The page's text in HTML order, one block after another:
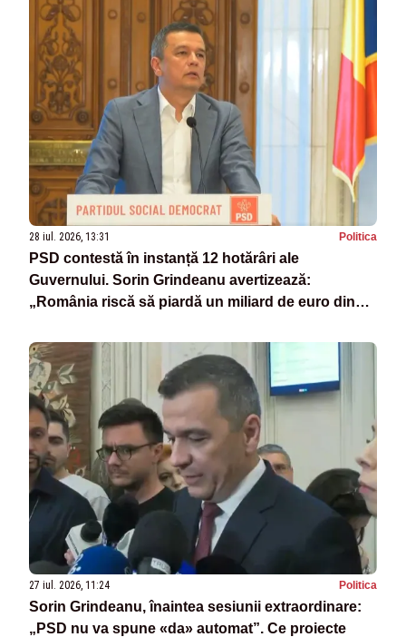
28 iul. 2026, 13:31 Politica
PSD contestă în instanță 12 hotărâri ale
Guvernului. Sorin Grindeanu avertizează:
„România riscă să piardă un miliard de euro din
27 iul. 2026, 11:24 Politica
Sorin Grindeanu, înaintea sesiunii extraordinare:
„PSD nu va spune «da» automat”. Ce proiecte